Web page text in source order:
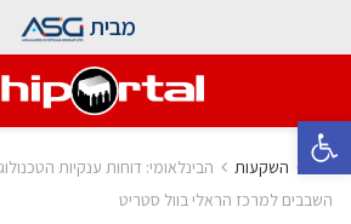
פתח סרגל נגישות
מבית
בית השקעות
הבינלאומי: דוחות ענקיות
השבבים למרכז הראלי בוול סטריט